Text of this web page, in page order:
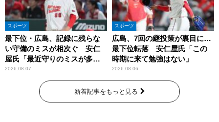
スポーツ
最下位・広島、記録に残らな
い守備のミスが相次ぐ 安仁
屋氏「最近守りのミスが多
い」
2026.08.07
スポーツ
広島、7回の継投策が裏目に…
最下位転落 安仁屋氏「この
時期に来て勉強はない」
2026.08.06
新着記事をもっと見る